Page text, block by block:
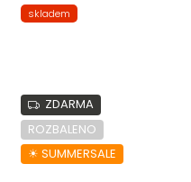
skladem
ZDARMA
ROZBALENO
☀︎ SUMMERSALE